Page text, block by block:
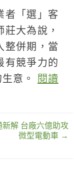
者「選」客
大為說，
整併期，當
有競爭力的
意。
閱讀
新解 台廠六億助攻
微型電動車 →